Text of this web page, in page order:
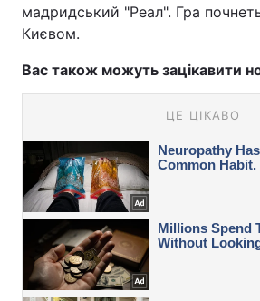
мадридський "Реал". Гра
Києвом.
Вас також можуть зацікавити